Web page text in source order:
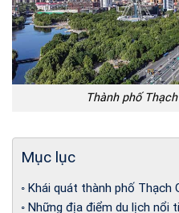
Thành phố
Mục lục
Khái quát thành phố Thạch
Những địa điểm du lịch nổi